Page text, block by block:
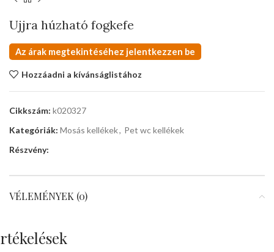
Ujjra húzható fogkefe
Az árak megtekintéséhez jelentkezzen be
Hozzáadni a kívánságlistához
Cikkszám: k020327
Kategóriák: Mosás kellékek, Pet wc kellékek
Részvény:
VÉLEMÉNYEK (0)